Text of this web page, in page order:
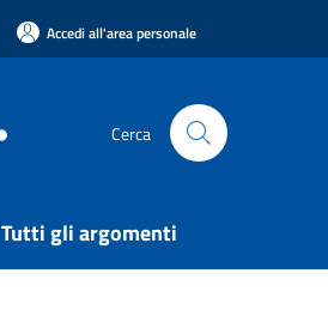
Accedi all'area personale
Cerca
Tutti gli argomenti